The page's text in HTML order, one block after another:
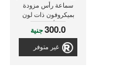
سماعة رأس مزودة
بميكروفون ذات لون
أسود
300.0جنية
غير متوفر